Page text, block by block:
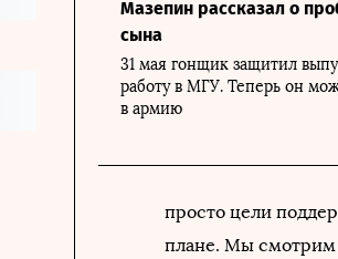
Мазепин рассказал о
сына
31 мая гонщик защитил
работу в МГУ. Теперь он
в армию
просто цели
плане. Мы смотрим